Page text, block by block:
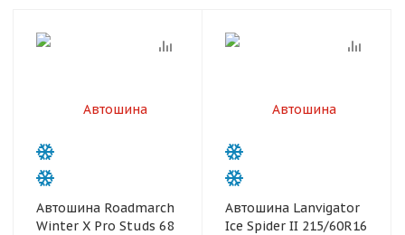
Автошина Roadmarch
Winter X Pro Studs 68
Автошина Lanvigator
Ice Spider II 215/60R16